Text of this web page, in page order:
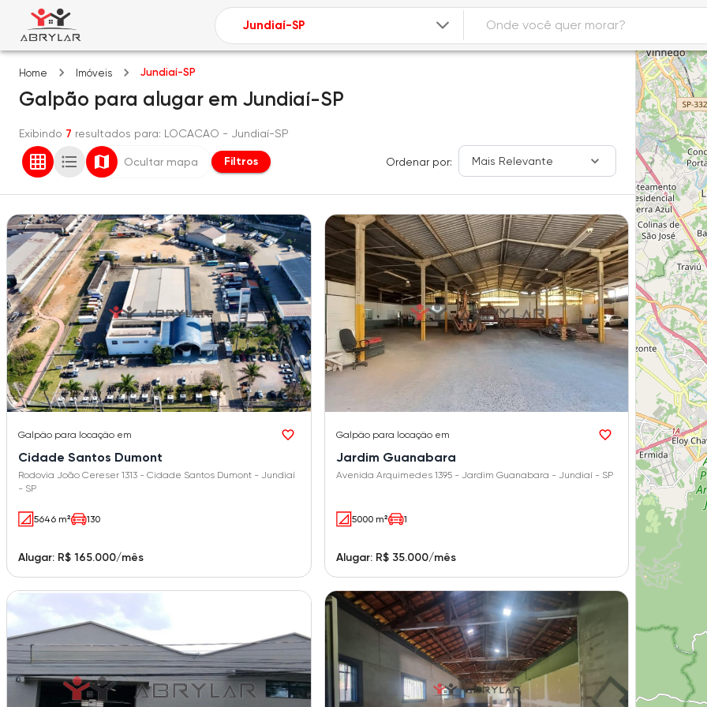
Home Imóveis Jundiaí-SP
Galpão para alugar em Jundiaí-SP
Exibindo 7 resultados para: LOCACAO - Jundiaí-SP
Ocultar mapa Filtros Ordenar por: Mais Relevante
Galpão para locação em
Cidade Santos Dumont
Rodovia João Cereser 1313 - Cidade Santos Dumont - Jundiaí
- SP
5646 m² 130
Alugar: R$ 165.000/mês
Galpão para locação em
Jardim Guanabara
Avenida Arquimedes 1395 - Jardim Guanabara - Jundiaí - SP
5000 m² 1
Alugar: R$ 35.000/mês